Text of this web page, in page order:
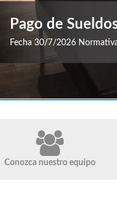
Pago de
Fecha 30/7/2026
Conozca nuestro equipo